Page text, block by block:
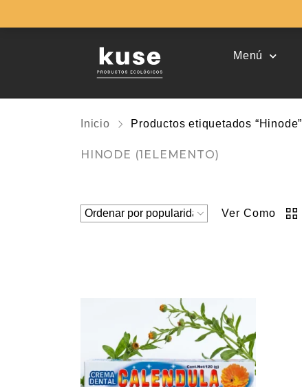
Menú
Inicio Productos etiquetados “Hinode”
HINODE (1ELEMENTO)
Ver Como